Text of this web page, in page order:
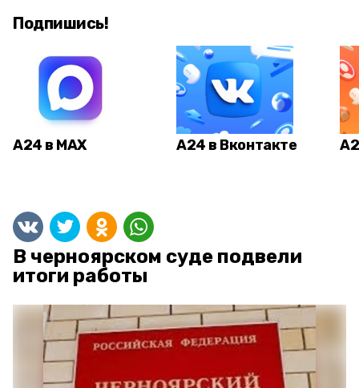
Подпишись!
А24 в MAX А24 в Вконтакте
В черноярском суде подвели
итоги работы